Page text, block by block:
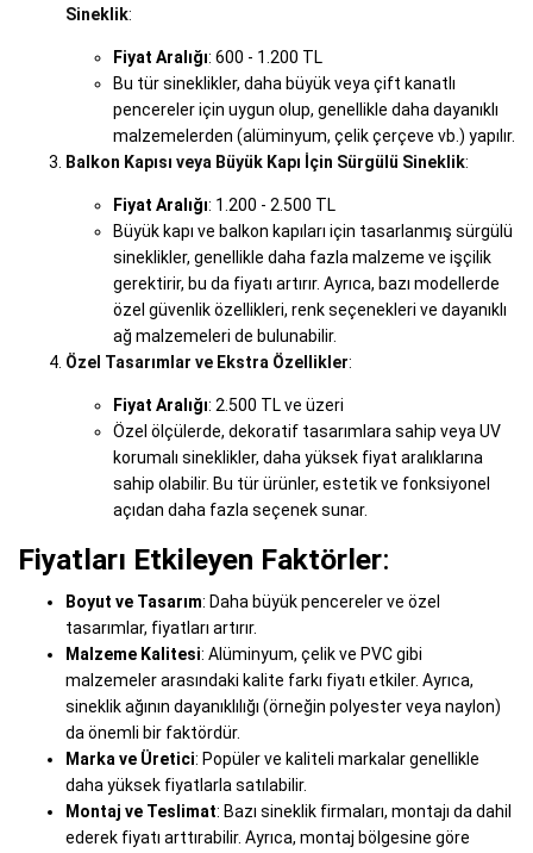
Sineklik:
Fiyat Aralığı: 600 - 1.200 TL
Bu tür sineklikler, daha büyük veya çift kanatlı
pencereler için uygun olup, genellikle daha dayanıklı
malzemelerden (alüminyum, çelik çerçeve vb.) yapılır.
Balkon Kapısı veya Büyük Kapı İçin Sürgülü Sineklik:
Fiyat Aralığı: 1.200 - 2.500 TL
Büyük kapı ve balkon kapıları için tasarlanmış sürgülü
sineklikler, genellikle daha fazla malzeme ve işçilik
gerektirir, bu da fiyatı artırır. Ayrıca, bazı modellerde
özel güvenlik özellikleri, renk seçenekleri ve dayanıklı
ağ malzemeleri de bulunabilir.
Özel Tasarımlar ve Ekstra Özellikler:
Fiyat Aralığı: 2.500 TL ve üzeri
Özel ölçülerde, dekoratif tasarımlara sahip veya UV
korumalı sineklikler, daha yüksek fiyat aralıklarına
sahip olabilir. Bu tür ürünler, estetik ve fonksiyonel
açıdan daha fazla seçenek sunar.
Fiyatları Etkileyen Faktörler:
Boyut ve Tasarım: Daha büyük pencereler ve özel
tasarımlar, fiyatları artırır.
Malzeme Kalitesi: Alüminyum, çelik ve PVC gibi
malzemeler arasındaki kalite farkı fiyatı etkiler. Ayrıca,
sineklik ağının dayanıklılığı (örneğin polyester veya naylon)
da önemli bir faktördür.
Marka ve Üretici: Popüler ve kaliteli markalar genellikle
daha yüksek fiyatlarla satılabilir.
Montaj ve Teslimat: Bazı sineklik firmaları, montajı da dahil
ederek fiyatı arttırabilir. Ayrıca, montaj bölgesine göre